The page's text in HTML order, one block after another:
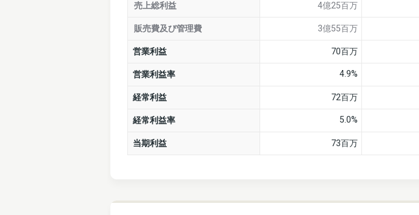
売上総利益 4億25百万
販売費及び管理費 3億55百万
営業利益 70百万
営業利益率 4.9%
経常利益 72百万
経常利益率 5.0%
当期利益 73百万